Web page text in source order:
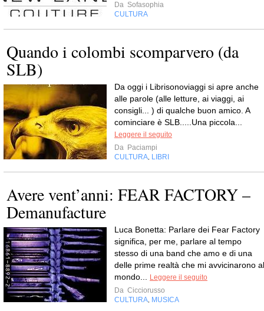
Da Sofasophia
CULTURA
Quando i colombi scomparvero (da
SLB)
Da oggi i Librisonoviaggi si apre anche
alle parole (alle letture, ai viaggi, ai
consigli... ) di qualche buon amico. A
cominciare è SLB.....Una piccola...
Leggere il seguito
Da Paciampi
CULTURA LIBRI
Avere vent’anni: FEAR FACTORY –
Demanufacture
Luca Bonetta: Parlare dei Fear Factory
significa, per me, parlare al tempo
stesso di una band che amo e di una
delle prime realtà che mi avvicinarono al
mondo...
Leggere il seguito
Da Cicciorusso
CULTURA MUSICA